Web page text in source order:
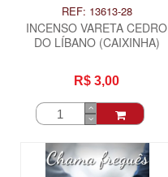
REF: 13613-28
INCENSO VARETA CEDRO
DO LÍBANO (CAIXINHA)
R$ 3,00